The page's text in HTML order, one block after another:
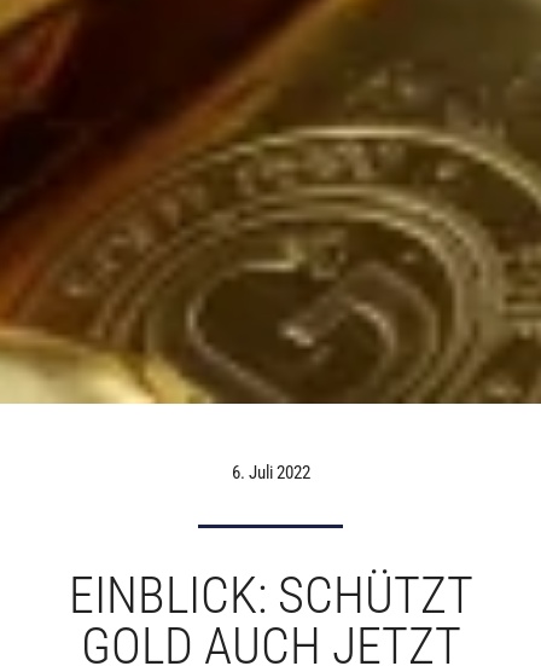
6. Juli 2022
EINBLICK: SCHÜTZT
GOLD AUCH JETZT